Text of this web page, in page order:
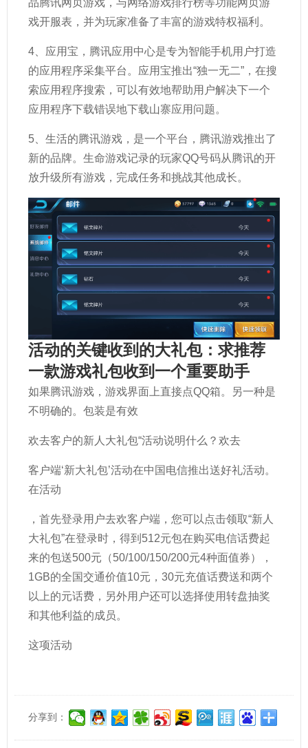
品腾讯网页游戏，与网络游戏排行榜等功能网页游
戏开服表，并为玩家准备了丰富的游戏特权福利。
4、应用宝，腾讯应用中心是专为智能手机用户打造
的应用程序采集平台。应用宝推出“独一无二”，在搜
索应用程序搜索，可以有效地帮助用户解决下一个
应用程序下载错误地下载山寨应用问题。
5、生活的腾讯游戏，是一个平台，腾讯游戏推出了
新的品牌。生命游戏记录的玩家QQ号码从腾讯的开
放升级所有游戏，完成任务和挑战其他成长。
活动的关键收到的大礼包：求推荐
一款游戏礼包收到一个重要助手
如果腾讯游戏，游戏界面上直接点QQ箱。另一种是
不明确的。包装是有效
欢去客户的新人大礼包“活动说明什么？欢去
客户端‘新大礼包’活动在中国电信推出送好礼活动。
在活动
，首先登录用户去欢客户端，您可以点击领取“新人
大礼包”在登录时，得到512元包在购买电信话费起
来的包送500元（50/100/150/200元4种面值券），
1GB的全国交通价值10元，30元充值话费送和两个
以上的元话费，另外用户还可以选择使用转盘抽奖
和其他利益的成员。
这项活动
分享到：